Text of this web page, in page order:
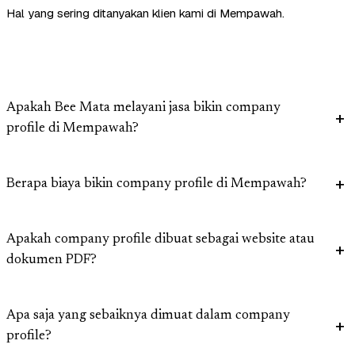
Hal yang sering ditanyakan klien kami di Mempawah.
Apakah Bee Mata melayani jasa bikin company
profile di Mempawah?
Berapa biaya bikin company profile di Mempawah?
Apakah company profile dibuat sebagai website atau
dokumen PDF?
Apa saja yang sebaiknya dimuat dalam company
profile?